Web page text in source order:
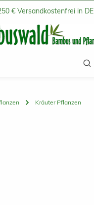
€ Versandkostenfrei in DE
Kräuter Pflanzen